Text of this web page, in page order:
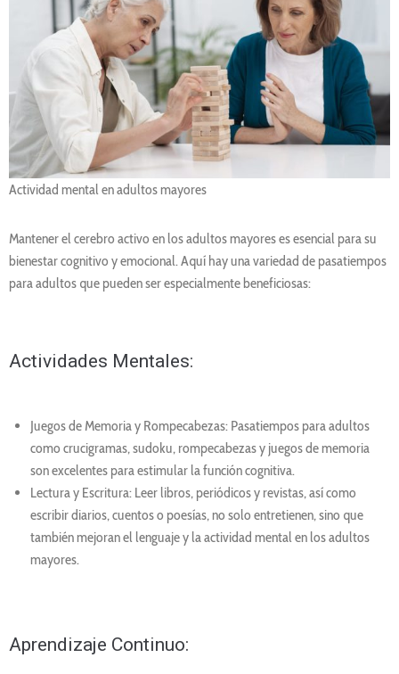
Actividad mental en adultos mayores
Mantener el cerebro activo en los adultos mayores es esencial para su
bienestar cognitivo y emocional. Aquí hay una variedad de pasatiempos
para adultos que pueden ser especialmente beneficiosas:
Actividades Mentales:
Juegos de Memoria y Rompecabezas: Pasatiempos para adultos
como crucigramas, sudoku, rompecabezas y juegos de memoria
son excelentes para estimular la función cognitiva.
Lectura y Escritura: Leer libros, periódicos y revistas, así como
escribir diarios, cuentos o poesías, no solo entretienen, sino que
también mejoran el lenguaje y la actividad mental en los adultos
mayores.
Aprendizaje Continuo: